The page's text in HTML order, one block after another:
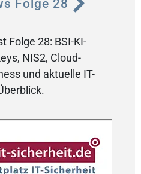
Folge 28
Folge 28: BSI-KI-
NIS2, Cloud-
und aktuelle IT-